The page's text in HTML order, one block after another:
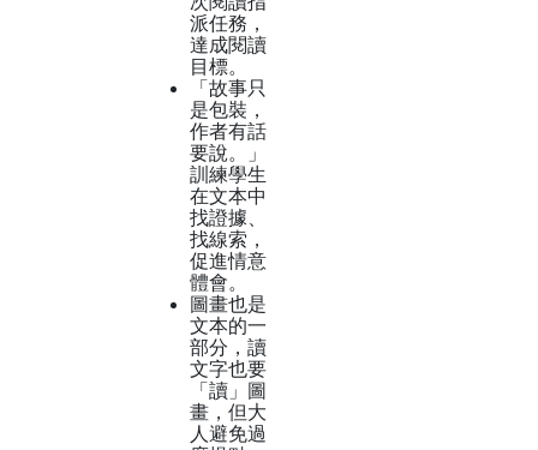
派任務，
達成閱讀
目標。
「故事只
是包裝，
作者有話
要說。」
訓練學生
在文本中
找證據、
找線索，
促進情意
體會。
圖畫也是
文本的一
部分，讀
文字也要
「讀」圖
畫，但大
人避免過